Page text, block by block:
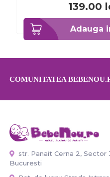
Adauga
139.00
COMUNITATEA
str. Panait Cerna 2, Sector
Bucuresti